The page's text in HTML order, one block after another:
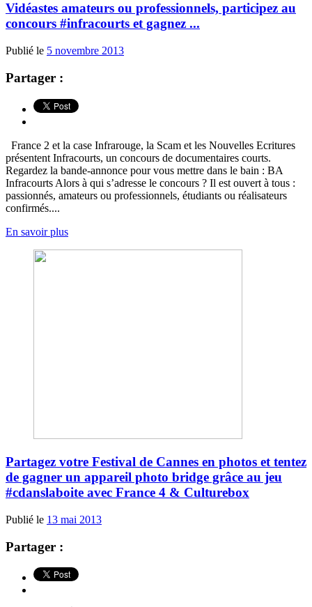
Vidéastes amateurs ou professionnels, participez au
concours #infracourts et gagnez ...
Publié le 5 novembre 2013
Partager :
France 2 et la case Infrarouge, la Scam et les Nouvelles Ecritures
présentent Infracourts, un concours de documentaires courts.
Regardez la bande-annonce pour vous mettre dans le bain : BA
Infracourts Alors à qui s’adresse le concours ? Il est ouvert à tous :
passionnés, amateurs ou professionnels, étudiants ou réalisateurs
confirmés....
En savoir plus
Partagez votre Festival de Cannes en photos et tentez
de gagner un appareil photo bridge grâce au jeu
#cdanslaboite avec France 4 & Culturebox
Publié le 13 mai 2013
Partager :